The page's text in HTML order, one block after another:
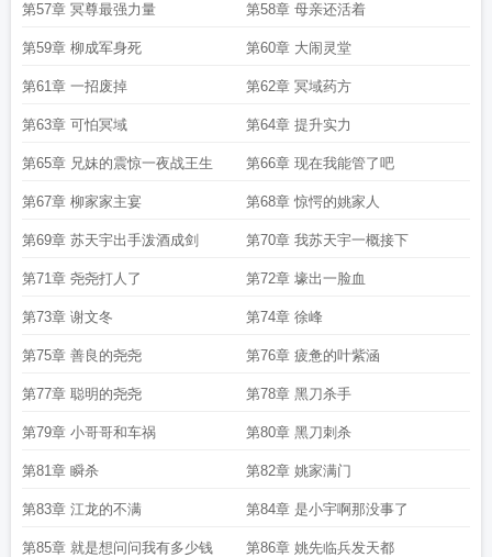
第57章 冥尊最强力量 第58章 母亲还活着
第59章 柳成军身死 第60章 大闹灵堂
第61章 一招废掉 第62章 冥域药方
第63章 可怕冥域 第64章 提升实力
第65章 兄妹的震惊一夜战王生 第66章 现在我能管了吧
第67章 柳家家主宴 第68章 惊愕的姚家人
第69章 苏天宇出手泼酒成剑 第70章 我苏天宇一概接下
第71章 尧尧打人了 第72章 壕出一脸血
第73章 谢文冬 第74章 徐峰
第75章 善良的尧尧 第76章 疲惫的叶紫涵
第77章 聪明的尧尧 第78章 黑刀杀手
第79章 小哥哥和车祸 第80章 黑刀刺杀
第81章 瞬杀 第82章 姚家满门
第83章 江龙的不满 第84章 是小宇啊那没事了
第85章 就是想问问我有多少钱 第86章 姚先临兵发天都